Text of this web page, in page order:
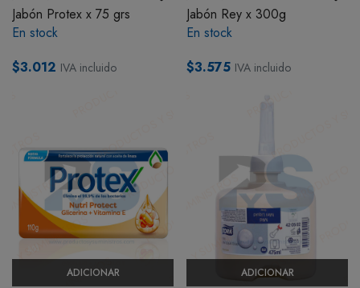
BOTIQUÍN
MI CUENTA
Jabón Protex x 75 grs
En stock
$3.012 IVA incluido
Jabón Rey x 300g
En stock
$3.575 IVA incluido
ADICIONAR ADICIONAR